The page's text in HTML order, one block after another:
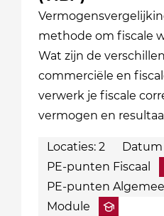
methode om fiscale
Wat zijn de
commerciële en
verwerk je fiscale
vermogen en
Locaties: 2
PE-punten Fiscaal
PE-punten
Module